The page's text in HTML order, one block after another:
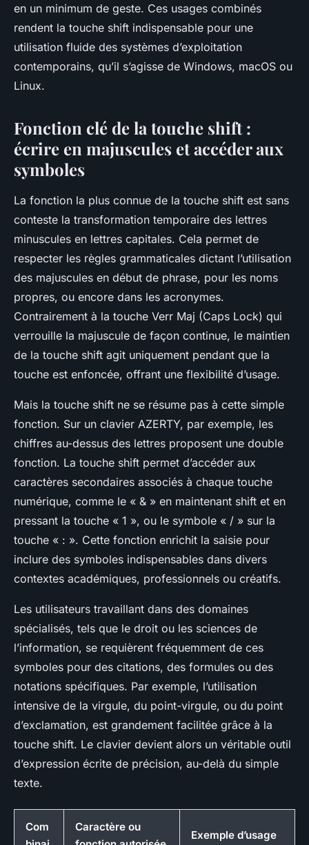
en un minimum de geste. Ces usages combinés
rendent la touche shift indispensable pour une
utilisation fluide des systèmes d’exploitation
contemporains, qu’il s’agisse de Windows, macOS ou
Linux.
Fonction clé de la touche shift :
écrire en majuscules et accéder aux
symboles
La fonction la plus connue de la touche shift est sans
conteste la transformation temporaire des lettres
minuscules en lettres capitales. Cela permet de
respecter les règles grammaticales dictant l’utilisation
des majuscules en début de phrase, pour les noms
propres, ou encore dans les acronymes.
Contrairement à la touche Verr Maj (Caps Lock) qui
verrouille la majuscule de façon continue, le maintien
de la touche shift agit uniquement pendant que la
touche est enfoncée, offrant une flexibilité d’usage.
Mais la touche shift ne se résume pas à cette simple
fonction. Sur un clavier AZERTY, par exemple, les
chiffres au-dessus des lettres proposent une double
fonction. La touche shift permet d’accéder aux
caractères secondaires associés à chaque touche
numérique, comme le « & » en maintenant shift et en
pressant la touche « 1 », ou le symbole « / » sur la
touche « : ». Cette fonction enrichit la saisie pour
inclure des symboles indispensables dans divers
contextes académiques, professionnels ou créatifs.
Les utilisateurs travaillant dans des domaines
spécialisés, tels que le droit ou les sciences de
l’information, se requièrent fréquemment de ces
symboles pour des citations, des formules ou des
notations spécifiques. Par exemple, l’utilisation
intensive de la virgule, du point-virgule, ou du point
d’exclamation, est grandement facilitée grâce à la
touche shift. Le clavier devient alors un véritable outil
d’expression écrite de précision, au-delà du simple
texte.
Com
Caractère ou
Exemple d’usage